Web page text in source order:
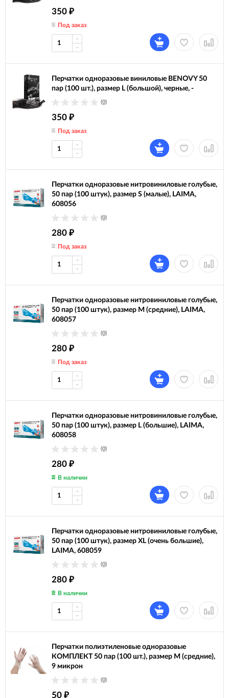
350 ₽
Под заказ
Перчатки одноразовые виниловые BENOVY 50
пар (100 шт.), размер L (большой), черные, -
(0)
350 ₽
Под заказ
Перчатки одноразовые нитровиниловые голубые,
50 пар (100 штук), размер S (малые), LAIMA,
608056
(0)
280 ₽
Под заказ
Перчатки одноразовые нитровиниловые голубые,
50 пар (100 штук), размер M (средние), LAIMA,
608057
(0)
280 ₽
Под заказ
Перчатки одноразовые нитровиниловые голубые,
50 пар (100 штук), размер L (большие), LAIMA,
608058
(0)
280 ₽
В наличии
Перчатки одноразовые нитровиниловые голубые,
50 пар (100 штук), размер XL (очень большие),
LAIMA, 608059
(0)
280 ₽
В наличии
Перчатки полиэтиленовые одноразовые
КОМПЛЕКТ 50 пар (100 шт.), размер M (средние),
9 микрон
(0)
50 ₽